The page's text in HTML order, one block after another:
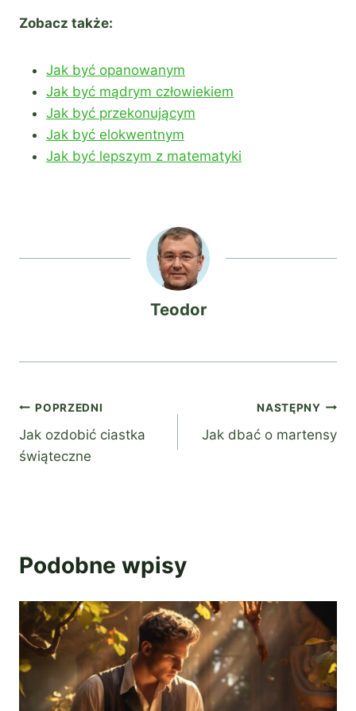
Zobacz także:
Jak być opanowanym
Jak być mądrym człowiekiem
Jak być przekonującym
Jak być elokwentnym
Jak być lepszym z matematyki
Teodor
Nawigacja
wpisu
POPRZEDNI
Jak ozdobić ciastka
świąteczne
NASTĘPNY
Jak dbać o martensy
Podobne wpisy